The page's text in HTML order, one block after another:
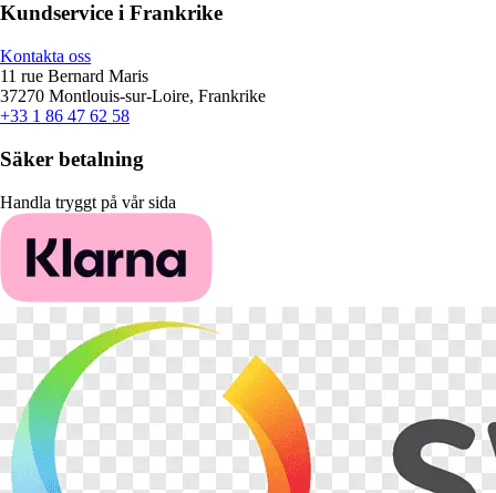
Kundservice i Frankrike
Kontakta oss
11 rue Bernard Maris
37270 Montlouis-sur-Loire, Frankrike
+33 1 86 47 62 58
Säker betalning
Handla tryggt på vår sida